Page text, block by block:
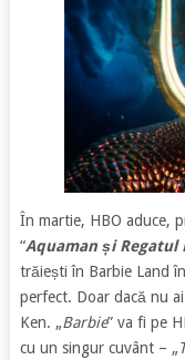
În martie, HBO aduce,
“Aquaman și Regatul
trăiești în Barbie Land
perfect. Doar dacă nu
Ken. „Barbie” va fi pe
cu un singur cuvânt – „